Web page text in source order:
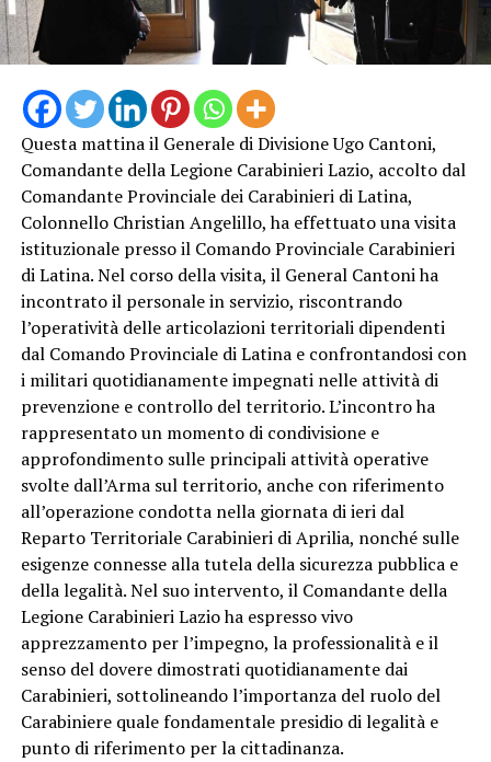
Questa mattina il Generale di Divisione Ugo Cantoni,
Comandante della Legione Carabinieri Lazio, accolto dal
Comandante Provinciale dei Carabinieri di Latina,
Colonnello Christian Angelillo, ha effettuato una visita
istituzionale presso il Comando Provinciale Carabinieri
di Latina. Nel corso della visita, il General Cantoni ha
incontrato il personale in servizio, riscontrando
l’operatività delle articolazioni territoriali dipendenti
dal Comando Provinciale di Latina e confrontandosi con
i militari quotidianamente impegnati nelle attività di
prevenzione e controllo del territorio. L’incontro ha
rappresentato un momento di condivisione e
approfondimento sulle principali attività operative
svolte dall’Arma sul territorio, anche con riferimento
all’operazione condotta nella giornata di ieri dal
Reparto Territoriale Carabinieri di Aprilia, nonché sulle
esigenze connesse alla tutela della sicurezza pubblica e
della legalità. Nel suo intervento, il Comandante della
Legione Carabinieri Lazio ha espresso vivo
apprezzamento per l’impegno, la professionalità e il
senso del dovere dimostrati quotidianamente dai
Carabinieri, sottolineando l’importanza del ruolo del
Carabiniere quale fondamentale presidio di legalità e
punto di riferimento per la cittadinanza.